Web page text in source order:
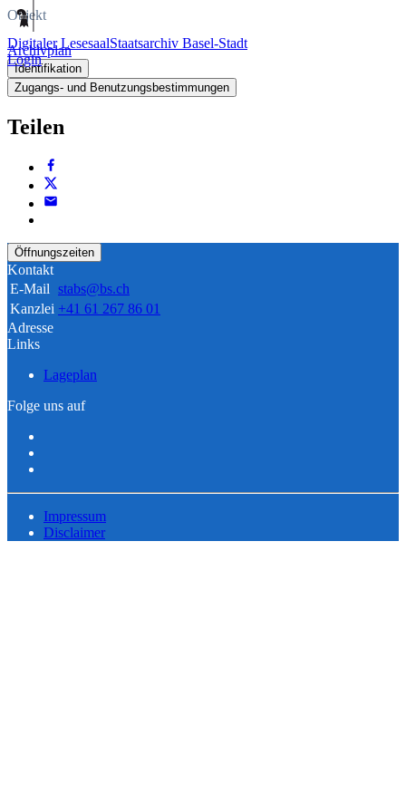
Digitaler LesesaalStaatsarchiv Basel-Stadt
Login
Objekt
Archivplan
Identifikation
Zugangs- und Benutzungsbestimmungen
Teilen
Öffnungszeiten
Kontakt
E-Mail stabs@bs.ch
Kanzlei +41 61 267 86 01
Adresse
Links
Lageplan
Folge uns auf
Impressum
Disclaimer